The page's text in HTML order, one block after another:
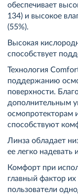
обеспечивает
134) и высокое
(55%).
Высокая
способствует
Технология
поддержанию
поверхности.
дополнительным
осмопротекторам
способствуют
Линза обладает
ее легко надевать
Комфорт при
главный фактор
пользователи